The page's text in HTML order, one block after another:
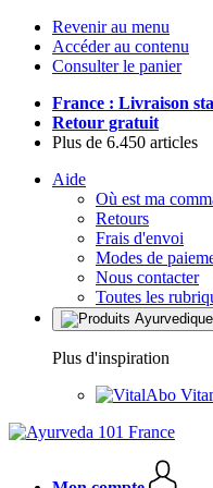
Revenir au menu
Accéder au contenu
Consulter le panier
France : Livraison
Retour gratuit
Plus de 6.450 articles
Aide
Où est ma
Retours
Frais d'envoi
Modes de
Nous contacter
Toutes les
Plus d'inspiration